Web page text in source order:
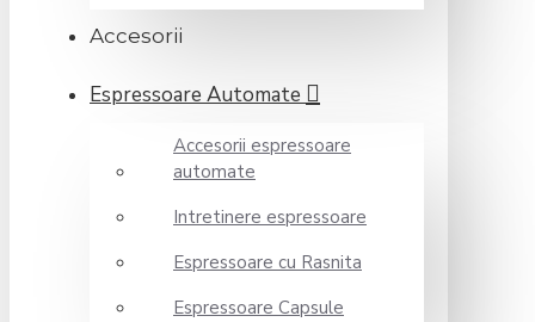
Accesorii
Espressoare Automate
Accesorii espressoare
automate
Intretinere espressoare
Espressoare cu Rasnita
Espressoare Capsule